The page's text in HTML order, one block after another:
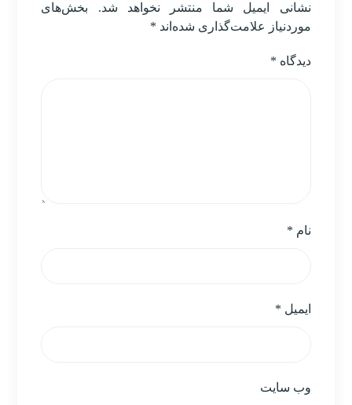
نشانی ایمیل شما منتشر نخواهد شد.
بخش‌های
موردنیاز علامت‌گذاری شده‌اند *
دیدگاه *
نام *
ایمیل *
وب‌ سایت